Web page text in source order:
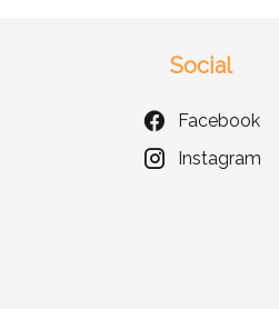
Social
Facebook
Instagram